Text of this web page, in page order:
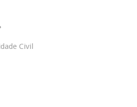
Civil